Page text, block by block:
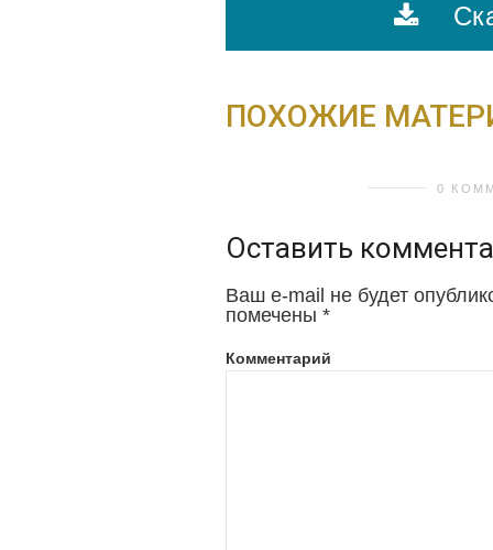
ПОХОЖИЕ
0
Оставить
Ваш e-mail не будет
помечены *
Комментарий